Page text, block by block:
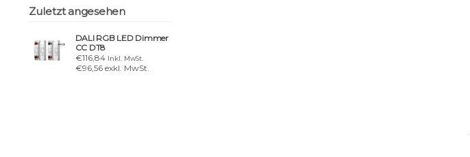
Zuletzt angesehen
DALI RGB LED Dimmer
CC DT8
€116,84 Inkl. MwSt.
€96,56 exkl. MwSt.